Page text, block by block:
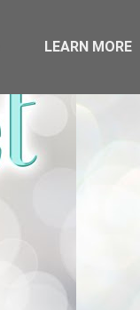
LEARN MORE